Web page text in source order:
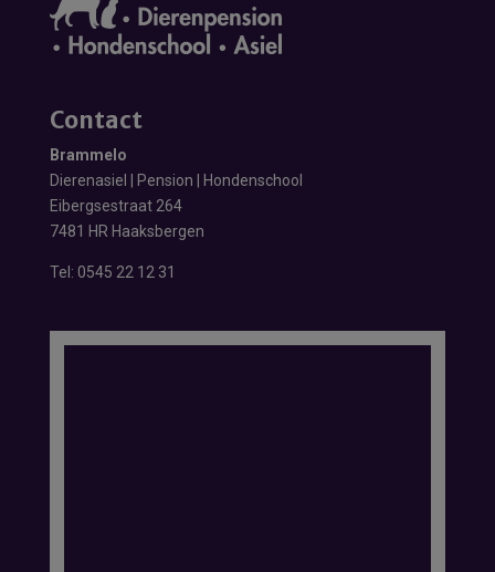
Contact
Brammelo
Dierenasiel | Pension | Hondenschool
Eibergsestraat 264
7481 HR Haaksbergen
Tel: 0545 22 12 31